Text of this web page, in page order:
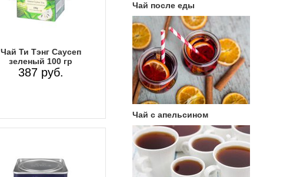
Чай Ти Тэнг Саусеп
зеленый 100 гр
387 руб.
Чай после еды
Чай с апельсином